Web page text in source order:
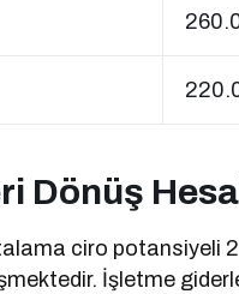
Dönüş
ciro potansiyeli
İşletme